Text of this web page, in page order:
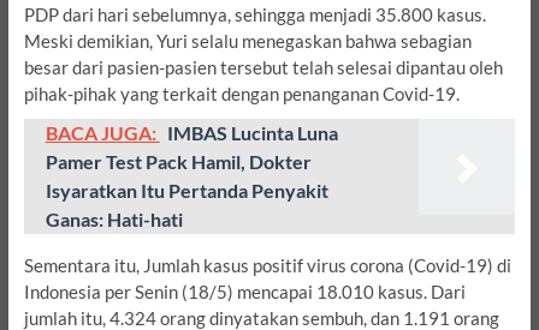
PDP dari hari sebelumnya, sehingga menjadi 35.800 kasus.
Meski demikian, Yuri selalu menegaskan bahwa sebagian
besar dari pasien-pasien tersebut telah selesai dipantau oleh
pihak-pihak yang terkait dengan penanganan Covid-19.
BACA JUGA: IMBAS Lucinta Luna
Pamer Test Pack Hamil, Dokter
Isyaratkan Itu Pertanda Penyakit
Ganas: Hati-hati
Sementara itu, Jumlah kasus positif virus corona (Covid-19) di
Indonesia per Senin (18/5) mencapai 18.010 kasus. Dari
jumlah itu, 4.324 orang dinyatakan sembuh, dan 1.191 orang